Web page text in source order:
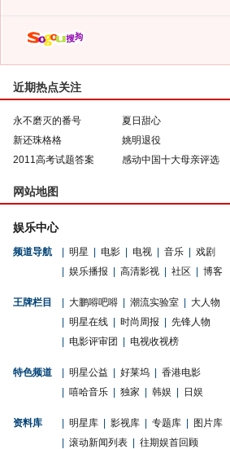
近期热点关注
永不磨灭的番号 夏日甜心
新还珠格格
姚明退役
2011高考试题答案
感动中国十大母亲评选
网站地图
娱乐中心
频道导航 明星 电影 电视 音乐
戏剧
娱乐播报 高清影视 社区 博客
王牌栏目 大鹏嘚吧嘚 潮流实验室
大人物
明星在线 时尚周报
先锋人物
电影评审团 电视收视榜
特色频道 明星公益 好莱坞
香港电影
嘻哈音乐 独家 韩娱 日娱
资料库 明星库 影视库 专题库
图片库
滚动新闻列表 往期娱首回顾